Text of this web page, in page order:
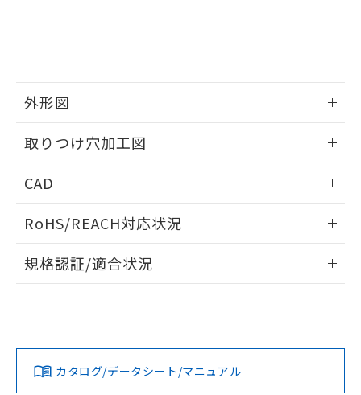
外形図
取りつけ穴加工図
CAD
ドすることができます。
ログイン/会員登録
ダウンロードデータをご利用いただく前に、以下を必ずお読
みください。
ソフトウェアの使用条件
RoHS/REACH対応状況
EU RoHS 注意事項・凡例
対応済み
規格認証/適合状況
カタログ/データシート/マニュアル
および当社の共同利用者が、当社の製
※当社の共同利用者とは、
の共同利用に関して"
の「1.共同利
とができます。
EU RoHS指令（10物質）の非含有証明書
ものではありません。
また、RoHS指令のフタル酸エステル類４
物質の対応では、対応完了までの期間は出
荷製品に未対応品が混在することから備考
欄に対応日を記載しておりました。